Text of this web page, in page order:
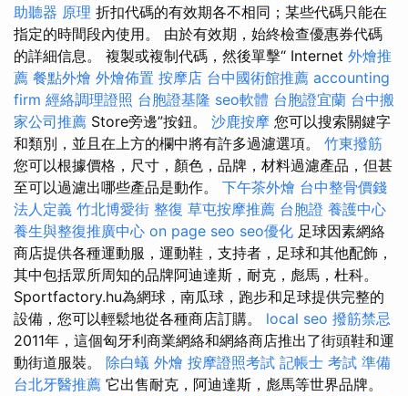
助聽器 原理 折扣代碼的有效期各不相同；某些代碼只能在
指定的時間段內使用。 由於有效期，始終檢查優惠券代碼
的詳細信息。 複製或複制代碼，然後單擊“ Internet 外燴推
薦 餐點外燴 外燴佈置 按摩店 台中國術館推薦 accounting
firm 經絡調理證照 台胞證基隆 seo軟體 台胞證宜蘭 台中搬
家公司推薦 Store旁邊”按鈕。 沙鹿按摩 您可以搜索關鍵字
和類別，並且在上方的欄中將有許多過濾選項。 竹東撥筋
您可以根據價格，尺寸，顏色，品牌，材料過濾產品，但甚
至可以過濾出哪些產品是動作。 下午茶外燴 台中整骨價錢
法人定義 竹北博愛街 整復 草屯按摩推薦 台胞證 養護中心
養生與整復推廣中心 on page seo seo優化 足球因素網絡
商店提供各種運動服，運動鞋，支持者，足球和其他配飾，
其中包括眾所周知的品牌阿迪達斯，耐克，彪馬，杜科。
Sportfactory.hu為網球，南瓜球，跑步和足球提供完整的
設備，您可以輕鬆地從各種商店訂購。 local seo 撥筋禁忌
2011年，這個匈牙利商業網絡和網絡商店推出了街頭鞋和運
動街道服裝。 除白蟻 外燴 按摩證照考試 記帳士 考試 準備
台北牙醫推薦 它出售耐克，阿迪達斯，彪馬等世界品牌。